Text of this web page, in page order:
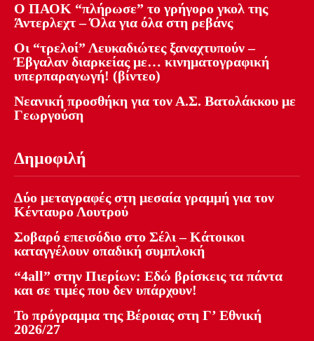
Ο ΠΑΟΚ “πλήρωσε” το γρήγορο γκολ της
Άντερλεχτ – Όλα για όλα στη ρεβάνς
Οι “τρελοί” Λευκαδιώτες ξαναχτυπούν –
Έβγαλαν διαρκείας με… κινηματογραφική
υπερπαραγωγή! (βίντεο)
Νεανική προσθήκη για τον Α.Σ. Βατολάκκου με
Γεωργούση
Δημοφιλή
Δύο μεταγραφές στη μεσαία γραμμή για τον
Κένταυρο Λουτρού
Σοβαρό επεισόδιο στο Σέλι – Κάτοικοι
καταγγέλουν οπαδική συμπλοκή
“4all” στην Πιερίων: Εδώ βρίσκεις τα πάντα
και σε τιμές που δεν υπάρχουν!
Το πρόγραμμα της Βέροιας στη Γ’ Εθνική
2026/27